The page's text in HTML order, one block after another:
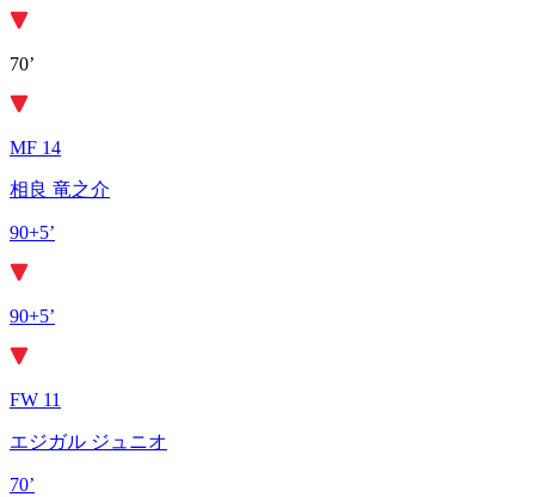
70’
MF 14
相良 竜之介
90+5’
90+5’
FW 11
エジガル ジュニオ
70’